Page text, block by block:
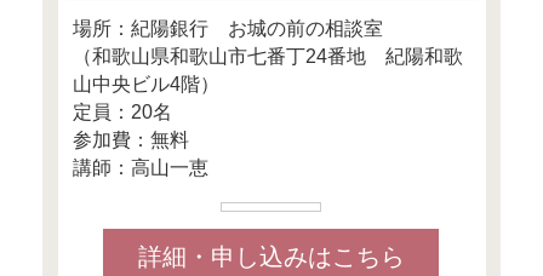
嗜好する傾向にあります。
一見、年収が高いのだから、
問題ないように見えますが、
これらのことをすべて実現す
家計にまったく余裕がなくな